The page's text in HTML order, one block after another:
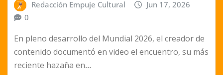
Redacción Empuje Cultural
Jun 17, 2026
0
En pleno desarrollo del Mundial 2026, el creador de
contenido documentó en video el encuentro, su más
reciente hazaña en…